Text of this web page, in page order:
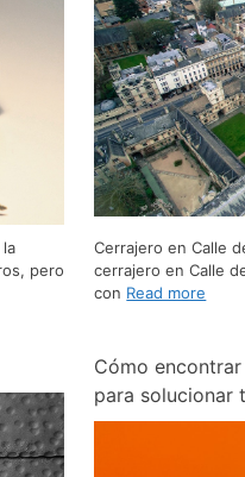
pero
Cerrajero en Calle
cerrajero en Calle
con Read more
Cómo
para solucionar